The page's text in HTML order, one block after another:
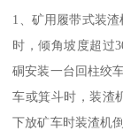
1、矿用履带式装
时，倾角坡度超过
硐安装一台回柱绞
车或箕斗时，装渣
下放矿车时装渣机